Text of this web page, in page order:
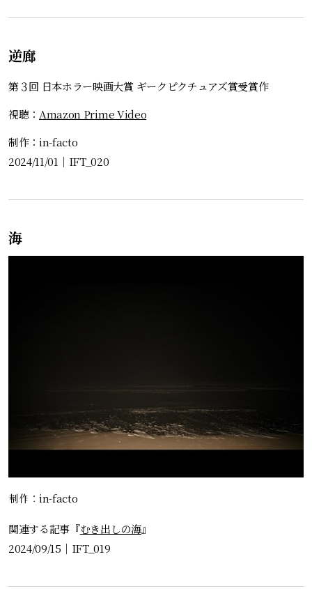
逆廊
第３回 日本ホラー映画大賞 ギークピクチュアズ賞受賞作
視聴： Amazon Prime Video
制作：in-facto
2024/11/01 ｜ IFT_020
海
制作：in-facto
関連する記事『むき出しの海』
2024/09/15 ｜ IFT_019